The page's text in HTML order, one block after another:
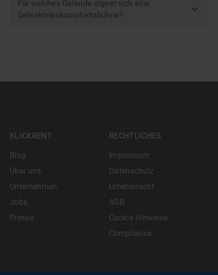
Für welches Gelände eignet sich eine
Gelenkteleskoparbeitsbühne?
KLICKRENT
Blog
Über uns
Unternehmen
Jobs
Presse
RECHTLICHES
Impressum
Datenschutz
Urheberrecht
AGB
Cookie Hinweise
Compliance